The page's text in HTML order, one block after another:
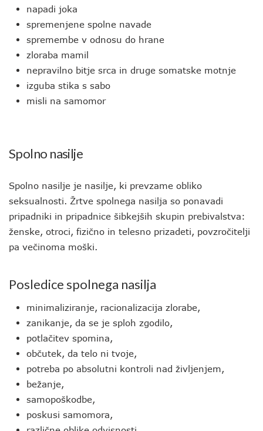
napadi joka
spremenjene spolne navade
spremembe v odnosu do hrane
zloraba mamil
nepravilno bitje srca in druge somatske motnje
izguba stika s sabo
misli na samomor
Spolno nasilje
Spolno nasilje je nasilje, ki prevzame obliko
seksualnosti. Žrtve spolnega nasilja so ponavadi
pripadniki in pripadnice šibkejših skupin prebivalstva:
ženske, otroci, fizično in telesno prizadeti, povzročitelji
pa večinoma moški.
Posledice spolnega nasilja
minimaliziranje, racionalizacija zlorabe,
zanikanje, da se je sploh zgodilo,
potlačitev spomina,
občutek, da telo ni tvoje,
potreba po absolutni kontroli nad življenjem,
bežanje,
samopoškodbe,
poskusi samomora,